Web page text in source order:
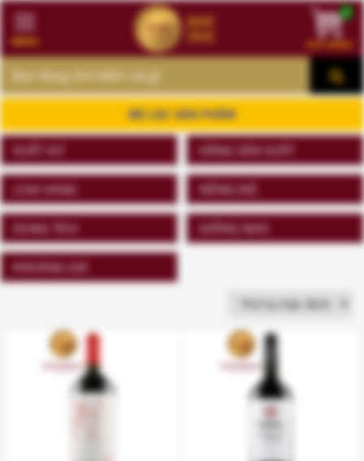
MENU
0
GIỎ HÀNG
MENU
BỘ LỌC SẢN PHẨM
XUẤT XỨ HÃNG SẢN XUẤT
LOẠI VANG NỒNG ĐỘ
DUNG TÍCH GIỐNG NHO
KHOẢNG GIÁ